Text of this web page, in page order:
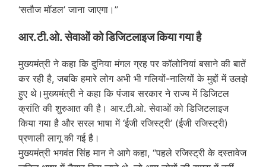
‘सतौज मॉडल’ जाना जाएगा।”
आर.टी.ओ. सेवाओं को डिजिटलाइज किया गया है
मुख्यमंत्री ने कहा कि दुनिया मंगल ग्रह पर कॉलोनियां बसाने की बातें
कर रही है, जबकि हमारे लोग अभी भी गलियों-नालियों के मुद्दों में उलझे
हुए थे।मुख्यमंत्री ने कहा कि पंजाब सरकार ने राज्य में डिजिटल
क्रांति की शुरुआत की है। आर.टी.ओ. सेवाओं को डिजिटलाइज
किया गया है और सरल भाषा में ‘ईजी रजिस्ट्री’ (ईजी रजिस्ट्री)
प्रणाली लागू की गई है।
मुख्यमंत्री भगवंत सिंह मान ने आगे कहा, “पहले रजिस्ट्री के दस्तावेज